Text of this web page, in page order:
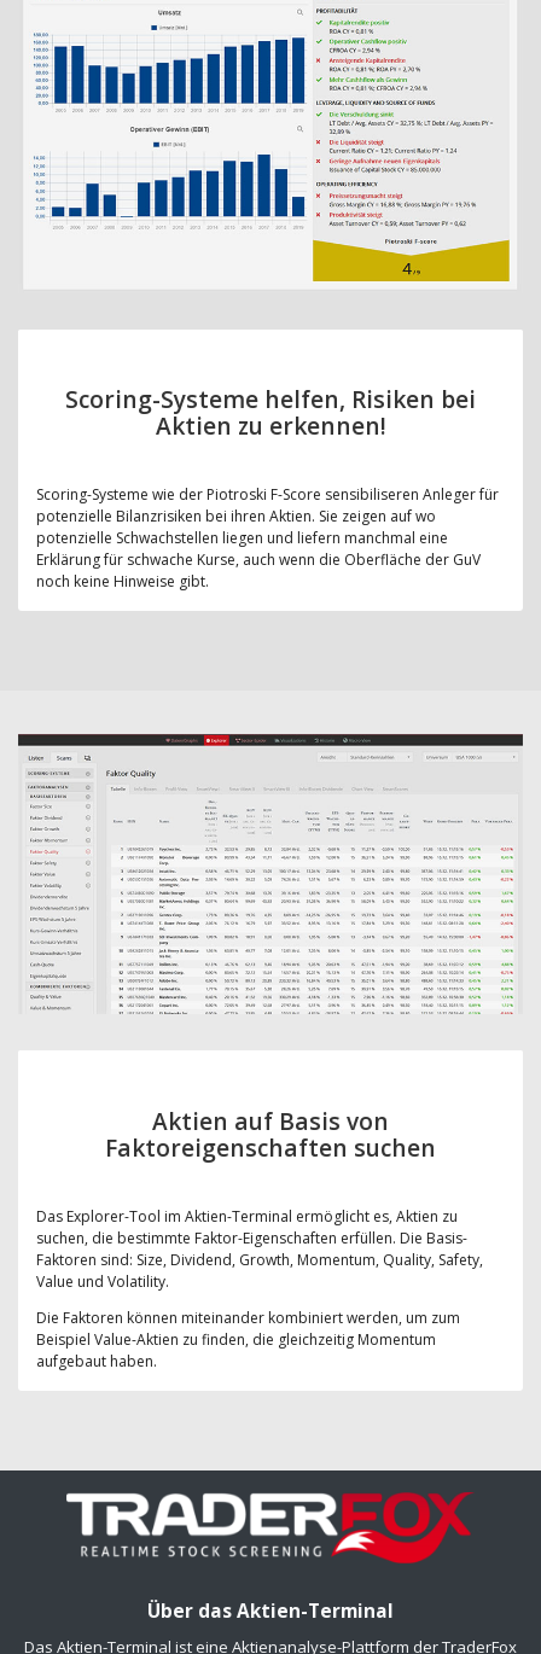
Scoring-Systeme helfen, Risiken bei
Aktien zu erkennen!
Scoring-Systeme wie der Piotroski F-Score sensibiliseren Anleger für
potenzielle Bilanzrisiken bei ihren Aktien. Sie zeigen auf wo
potenzielle Schwachstellen liegen und liefern manchmal eine
Erklärung für schwache Kurse, auch wenn die Oberfläche der GuV
noch keine Hinweise gibt.
Aktien auf Basis von
Faktoreigenschaften suchen
Das Explorer-Tool im Aktien-Terminal ermöglicht es, Aktien zu
suchen, die bestimmte Faktor-Eigenschaften erfüllen. Die Basis-
Faktoren sind: Size, Dividend, Growth, Momentum, Quality, Safety,
Value und Volatility.
Die Faktoren können miteinander kombiniert werden, um zum
Beispiel Value-Aktien zu finden, die gleichzeitig Momentum
aufgebaut haben.
Über das Aktien-Terminal
Das Aktien-Terminal ist eine Aktienanalyse-Plattform der TraderFox